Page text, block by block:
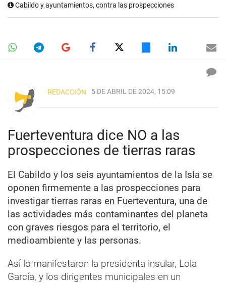
Cabildo y ayuntamientos, contra las prospecciones
REDACCIÓN 5 DE ABRIL DE 2024, 15:09
Fuerteventura dice NO a las
prospecciones de tierras raras
El Cabildo y los seis ayuntamientos de la Isla se
oponen firmemente a las prospecciones para
investigar tierras raras en Fuerteventura, una de
las actividades más contaminantes del planeta
con graves riesgos para el territorio, el
medioambiente y las personas.
Así lo manifestaron la presidenta insular, Lola
García, y los dirigentes municipales en un